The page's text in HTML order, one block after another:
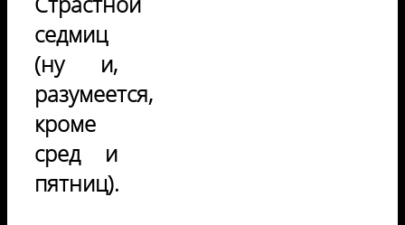
седмиц
(ну и,
разумеется,
кроме
сред и
пятниц).